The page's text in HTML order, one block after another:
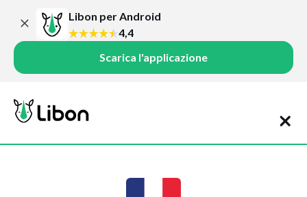
Libon per Android
4,4
Scarica l'applicazione